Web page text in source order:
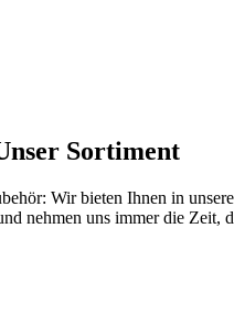
Sortiment
Wir bieten Ihnen in
nehmen uns immer die